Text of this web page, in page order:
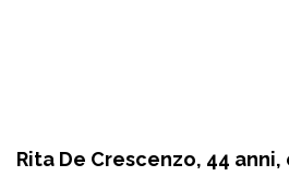
Rita De Crescenzo, 44 anni,